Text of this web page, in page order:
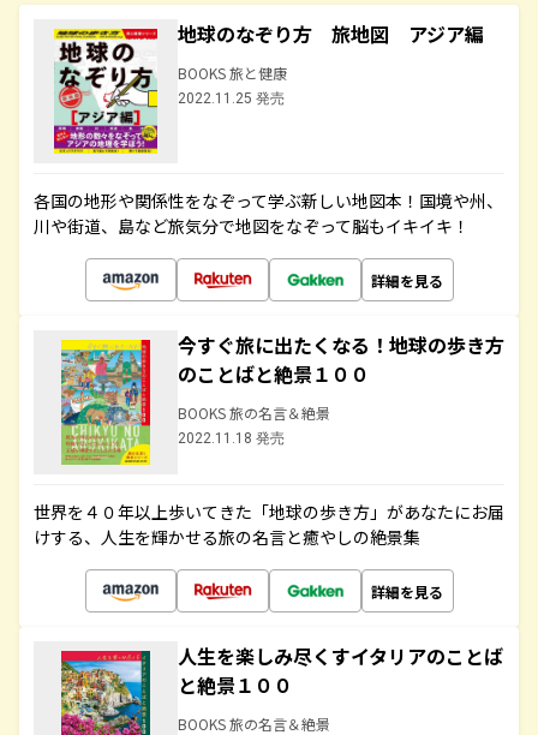
地球のなぞり方 旅地図 アジア編
BOOKS 旅と健康
2022.11.25 発売
各国の地形や関係性をなぞって学ぶ新しい地図本！国境や州、
川や街道、島など旅気分で地図をなぞって脳もイキイキ！
詳細を見る
今すぐ旅に出たくなる！地球の歩き方
のことばと絶景１００
BOOKS 旅の名言＆絶景
2022.11.18 発売
世界を４０年以上歩いてきた「地球の歩き方」があなたにお届
けする、人生を輝かせる旅の名言と癒やしの絶景集
詳細を見る
人生を楽しみ尽くすイタリアのことば
と絶景１００
BOOKS 旅の名言＆絶景